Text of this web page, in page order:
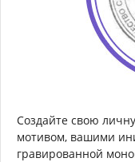
Создайте свою
мотивом, вашими
гравированной